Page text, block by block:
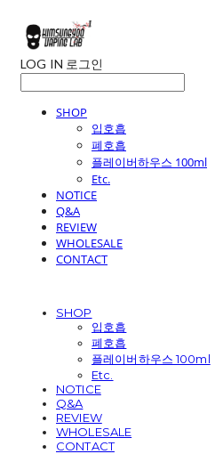
LOG IN 로그인
SHOP
입호흡
폐호흡
플레이버하우스 100ml
Etc.
NOTICE
Q&A
REVIEW
WHOLESALE
CONTACT
SHOP
입호흡
폐호흡
플레이버하우스 100ml
Etc.
NOTICE
Q&A
REVIEW
WHOLESALE
CONTACT